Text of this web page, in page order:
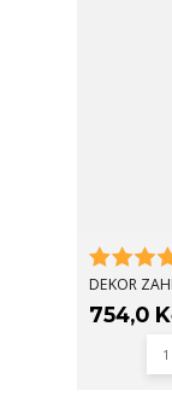
DEKOR
754,0